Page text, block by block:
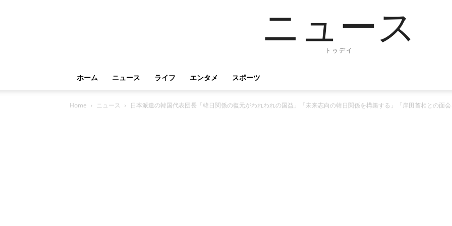
ニュース
トゥデイ
ホーム ニュース ライフ エンタメ スポーツ
Home ニュース 日本派遣の韓国代表団長「韓日関係の復元がわれわれの国益」「未来志向の韓日関係を構築する」「岸田首相との面会